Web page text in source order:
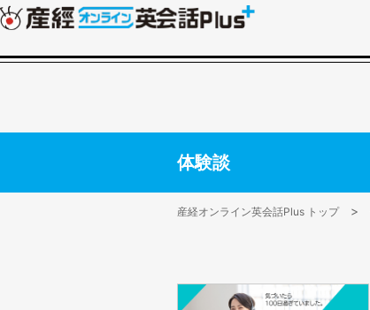
体験談
産経オンライン英会話Plus トップ